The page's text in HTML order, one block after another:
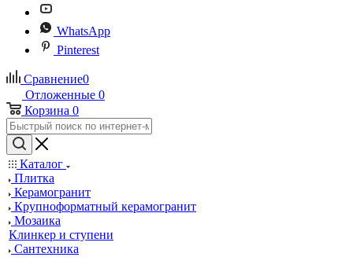
WhatsApp
Pinterest
Сравнение0
Отложенные 0
Корзина 0
Каталог
Плитка
Керамогранит
Крупноформатный керамогранит
Мозаика
Клинкер и ступени
Сантехника